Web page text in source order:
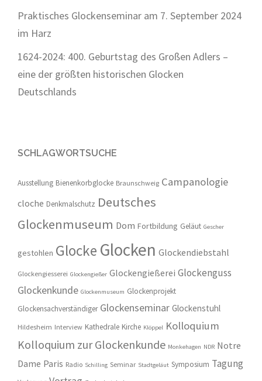
Praktisches Glockenseminar am 7. September 2024
im Harz
1624-2024: 400. Geburtstag des Großen Adlers –
eine der größten historischen Glocken
Deutschlands
SCHLAGWORTSUCHE
Ausstellung Bienenkorbglocke Braunschweig Campanologie
cloche Denkmalschutz Deutsches
Glockenmuseum Dom Fortbildung Geläut Gescher
gestohlen Glocke Glocken Glockendiebstahl
Glockengiesserei Glockengießer Glockengießerei Glockenguss
Glockenkunde Glockenmuseum Glockenprojekt
Glockensachverständiger Glockenseminar Glockenstuhl
Hildesheim Interview Kathedrale Kirche Klöppel Kolloquium
Kolloquium zur Glockenkunde Monkehagen NDR Notre
Dame Paris Radio Schilling Seminar Stadtgeläut Symposium Tagung